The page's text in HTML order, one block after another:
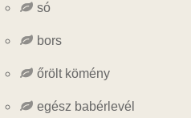
só
bors
őrölt kömény
egész babérlevél